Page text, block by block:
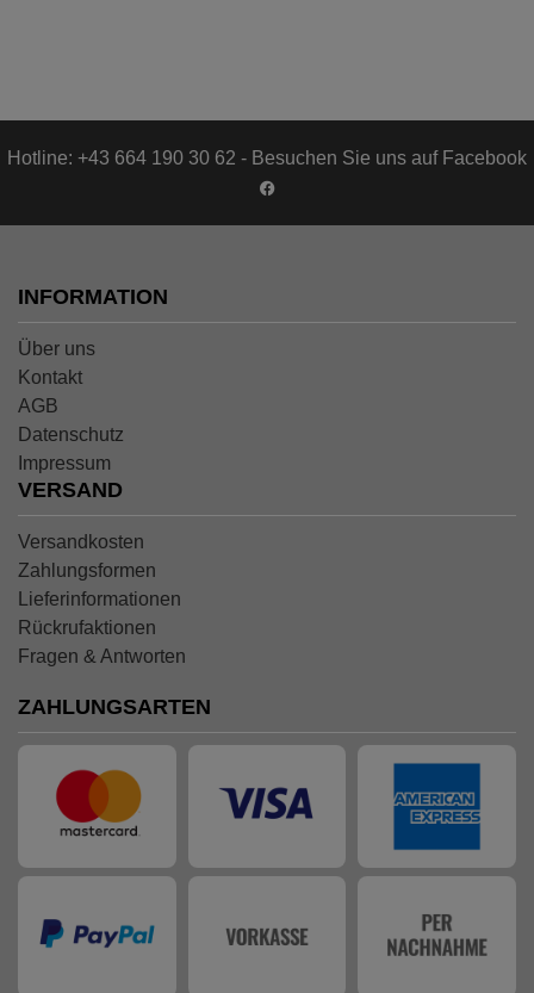
Hotline: +43 664 190 30 62 - Besuchen Sie uns auf Facebook
INFORMATION
Über uns
Kontakt
AGB
Datenschutz
Impressum
VERSAND
Versandkosten
Zahlungsformen
Lieferinformationen
Rückrufaktionen
Fragen & Antworten
ZAHLUNGSARTEN